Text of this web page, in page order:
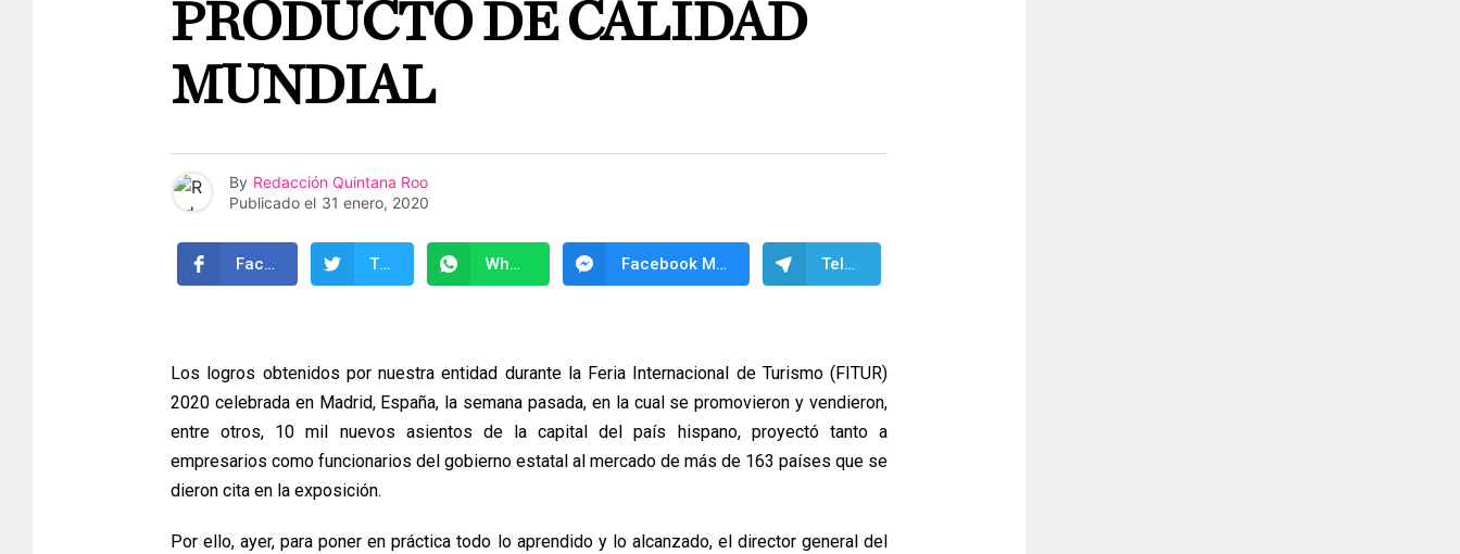
PRODUCTO DE CALIDAD
MUNDIAL
By Redacción Quintana Roo
Publicado el 31 enero, 2020
Facebook Twitter WhatsApp Facebook Messenger Telegram
Los logros obtenidos por nuestra entidad durante la Feria Internacional de Turismo (FITUR)
2020 celebrada en Madrid, España, la semana pasada, en la cual se promovieron y vendieron,
entre otros, 10 mil nuevos asientos de la capital del país hispano, proyectó tanto a
empresarios como funcionarios del gobierno estatal al mercado de más de 163 países que se
dieron cita en la exposición.
Por ello, ayer, para poner en práctica todo lo aprendido y lo alcanzado, el director general del